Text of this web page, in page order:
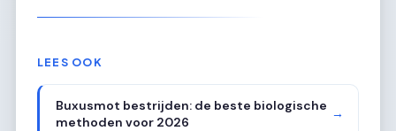
LEES OOK
Buxusmot bestrijden: de beste biologische
methoden voor 2026
→